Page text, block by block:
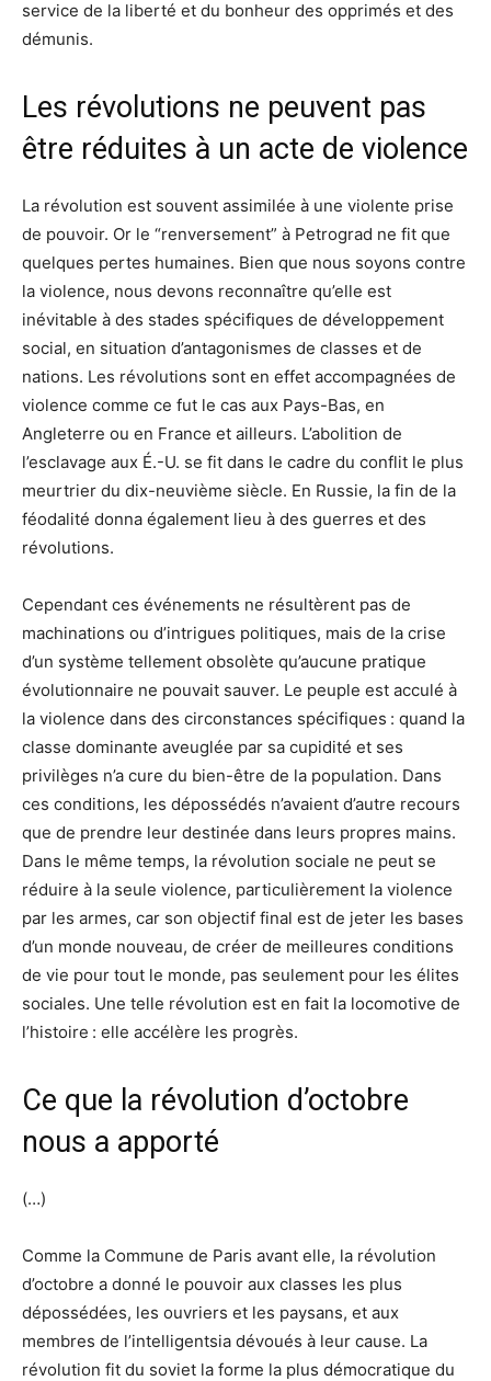
service de la liberté et du bonheur des opprimés et des
démunis.
Les révolutions ne peuvent pas
être réduites à un acte de violence
La révolution est souvent assimilée à une violente prise
de pouvoir. Or le “renversement” à Petrograd ne fit que
quelques pertes humaines. Bien que nous soyons contre
la violence, nous devons reconnaître qu’elle est
inévitable à des stades spécifiques de développement
social, en situation d’antagonismes de classes et de
nations. Les révolutions sont en effet accompagnées de
violence comme ce fut le cas aux Pays-Bas, en
Angleterre ou en France et ailleurs. L’abolition de
l’esclavage aux É.-U. se fit dans le cadre du conflit le plus
meurtrier du dix-neuvième siècle. En Russie, la fin de la
féodalité donna également lieu à des guerres et des
révolutions.
Cependant ces événements ne résultèrent pas de
machinations ou d’intrigues politiques, mais de la crise
d’un système tellement obsolète qu’aucune pratique
évolutionnaire ne pouvait sauver. Le peuple est acculé à
la violence dans des circonstances spécifiques : quand la
classe dominante aveuglée par sa cupidité et ses
privilèges n’a cure du bien-être de la population. Dans
ces conditions, les dépossédés n’avaient d’autre recours
que de prendre leur destinée dans leurs propres mains.
Dans le même temps, la révolution sociale ne peut se
réduire à la seule violence, particulièrement la violence
par les armes, car son objectif final est de jeter les bases
d’un monde nouveau, de créer de meilleures conditions
de vie pour tout le monde, pas seulement pour les élites
sociales. Une telle révolution est en fait la locomotive de
l’histoire : elle accélère les progrès.
Ce que la révolution d’octobre
nous a apporté
(…)
Comme la Commune de Paris avant elle, la révolution
d’octobre a donné le pouvoir aux classes les plus
dépossédées, les ouvriers et les paysans, et aux
membres de l’intelligentsia dévoués à leur cause. La
révolution fit du soviet la forme la plus démocratique du